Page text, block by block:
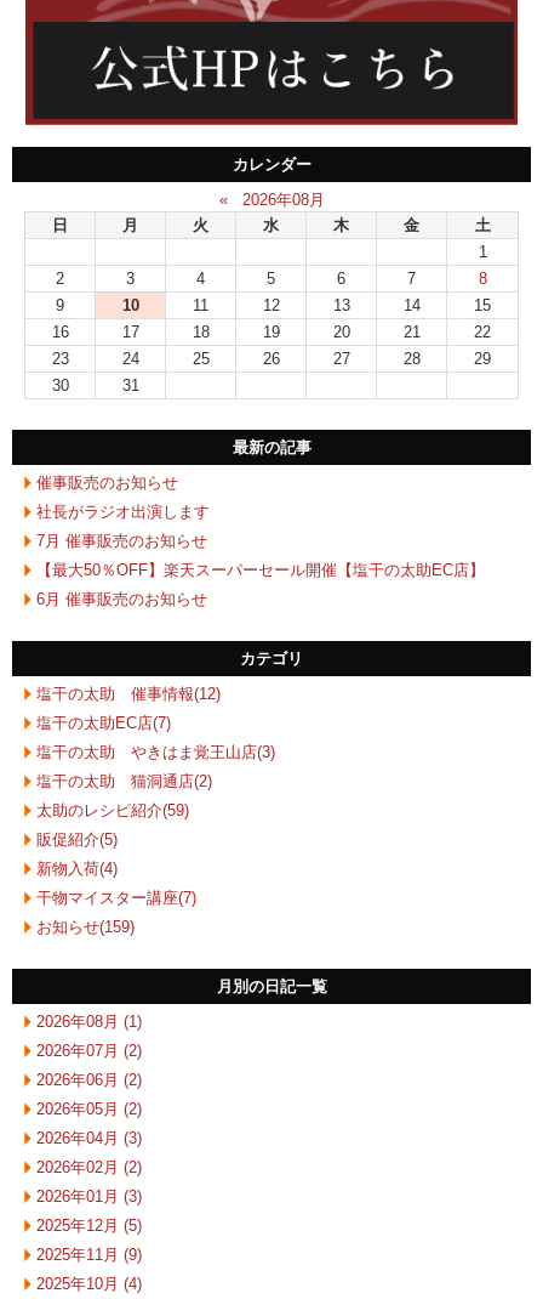
カレンダー
«
2026年08月
日
月 火 水 木 金
土
1
2
3 4 5 6 7
8
9
10 11 12 13 14
15
16
17 18 19 20 21
22
23
24 25 26 27 28
29
30
31
最新の記事
催事販売のお知らせ
社長がラジオ出演します
7月 催事販売のお知らせ
【最大50％OFF】楽天スーパーセール開催【塩干の太助EC店】
6月 催事販売のお知らせ
カテゴリ
塩干の太助 催事情報(12)
塩干の太助EC店(7)
塩干の太助 やきはま覚王山店(3)
塩干の太助 猫洞通店(2)
太助のレシピ紹介(59)
販促紹介(5)
新物入荷(4)
干物マイスター講座(7)
お知らせ(159)
月別の日記一覧
2026年08月 (1)
2026年07月 (2)
2026年06月 (2)
2026年05月 (2)
2026年04月 (3)
2026年02月 (2)
2026年01月 (3)
2025年12月 (5)
2025年11月 (9)
2025年10月 (4)